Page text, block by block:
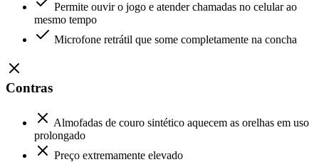
Permite ouvir o jogo e atender chamadas no celular ao
mesmo tempo
Microfone retrátil que some completamente na concha
Contras
Almofadas de couro sintético aquecem as orelhas em uso
prolongado
Preço extremamente elevado